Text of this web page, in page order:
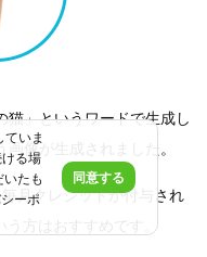
猫」というワードで生成し
像が生成されました。
月クレジットが付与され
う方はおすすめです。
いま
る場
たも
ーポ
同意する